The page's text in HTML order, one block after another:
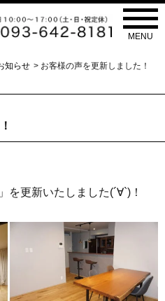
MENU
知らせ > お客様の声を更新しました！
を更新いたしました(´∀`)！